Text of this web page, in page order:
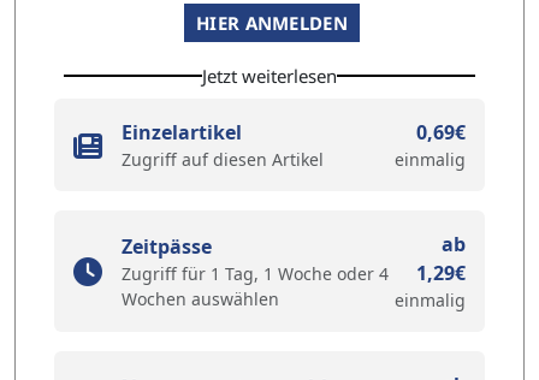
HIER ANMELDEN
Jetzt weiterlesen
Einzelartikel
Zugriff auf diesen Artikel
0,69€
einmalig
Zeitpässe
Zugriff für 1 Tag, 1 Woche oder 4
Wochen auswählen
ab
1,29€
einmalig